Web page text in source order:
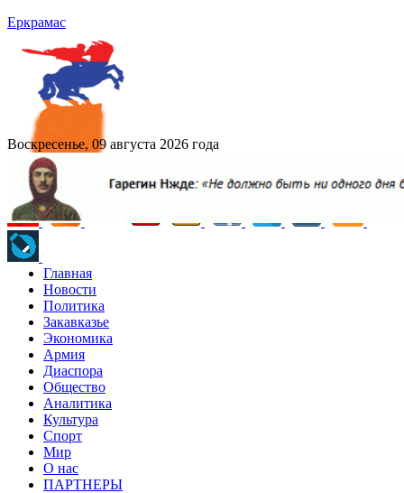
Еркрамас
Воскресенье, 09 августа 2026 года
Главная
Новости
Политика
Закавказье
Экономика
Армия
Диаспора
Общество
Аналитика
Культура
Спорт
Мир
О нас
ПАРТНЕРЫ